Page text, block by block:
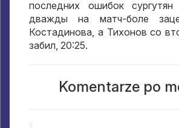
последних ошибок
дважды на матч-боле
Костадинова, а Тихонов со
забил, 20:25.
Komentarze po